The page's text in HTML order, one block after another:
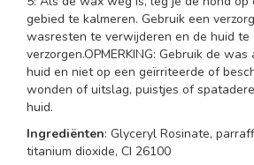
gebied te kalmeren. Gebruik een
wasresten te verwijderen en de huid te
verzorgen.OPMERKING: Gebruik de
huid en niet op een geïrriteerde of
wonden of uitslag, puistjes of
huid.
Ingrediënten: Glyceryl Rosinate,
titanium dioxide, CI 26100